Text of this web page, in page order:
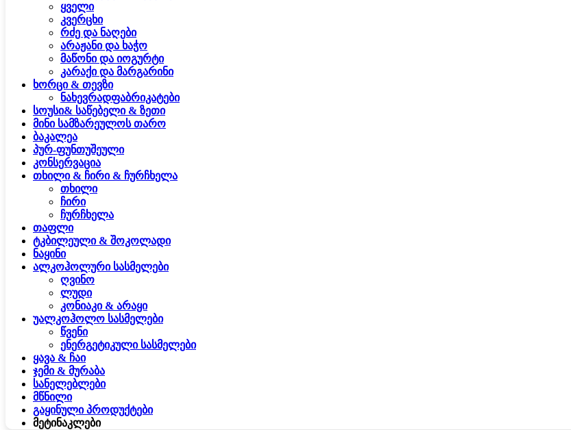
ყველი
კვერცხი
რძე და ნაღები
არაჟანი და ხაჭო
მაწონი და იოგურტი
კარაქი და მარგარინი
ხორცი & თევზი
ნახევრადფაბრიკატები
სოუსი& საწებელი & ზეთი
მინი სამზარეულოს თარო
ბაკალეა
პურ-ფუნთუშეული
კონსერვაცია
თხილი & ჩირი & ჩურჩხელა
თხილი
ჩირი
ჩურჩხელა
თაფლი
ტკბილეული & შოკოლადი
ნაყინი
ალკოჰოლური სასმელები
ღვინო
ლუდი
კონიაკი & არაყი
უალკოჰოლო სასმელები
წვენი
ენერგეტიკული სასმელები
ყავა & ჩაი
ჯემი & მურაბა
სანელებლები
მწნილი
გაყინული პროდუქტები
მეტინაკლები